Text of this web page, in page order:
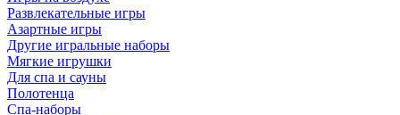
Развлекательные игры
Азартные игры
Другие игральные наборы
Мягкие игрушки
Для спа и сауны
Полотенца
Спа-наборы